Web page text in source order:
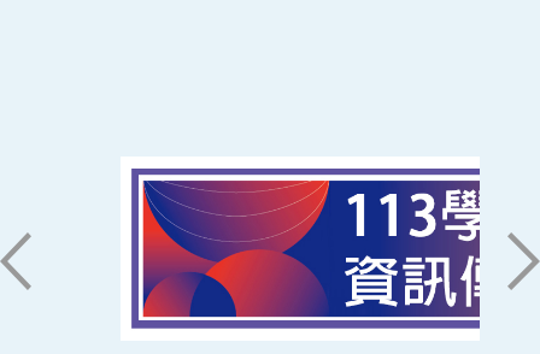
71005 台南市永康區南台街一號
06-2533131 ext. 7101
ic@stust.edu.tw
辦公時間